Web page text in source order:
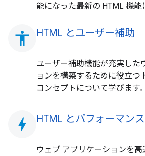
能になった最新の HTML 機能
accessibility HTML とユーザー補助
ユーザー補助機能が充実した
ョンを構築するために役立つ
コンセプトについて学びます。
bolt HTML とパフォーマンス
ウェブ アプリケーションを